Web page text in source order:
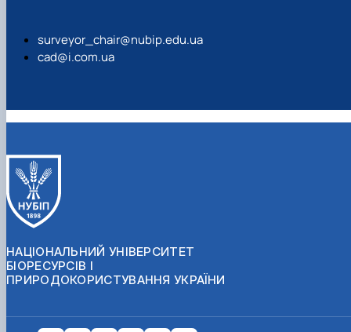
surveyor_chair@nubip.edu.ua
cad@i.com.ua
НАЦІОНАЛЬНИЙ УНІВЕРСИТЕТ
БІОРЕСУРСІВ І
ПРИРОДОКОРИСТУВАННЯ УКРАЇНИ